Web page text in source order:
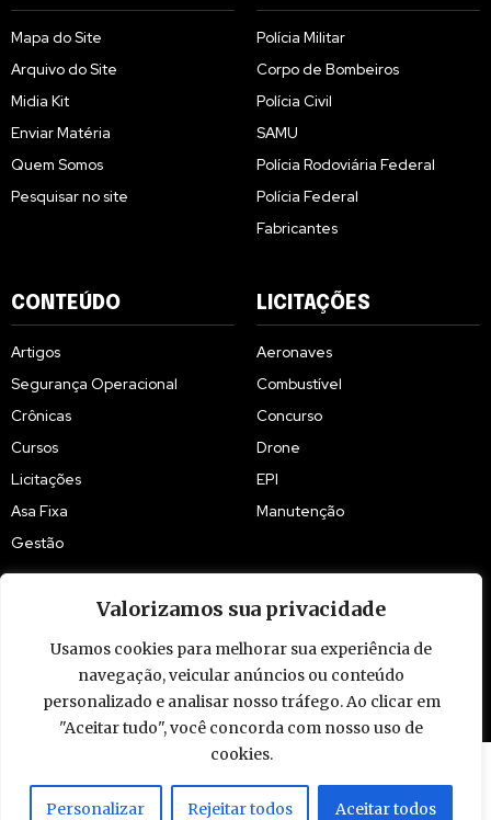
Valorizamos sua privacidade
Usamos cookies para melhorar sua experiência de
navegação, veicular anúncios ou conteúdo
personalizado e analisar nosso tráfego. Ao clicar em
"Aceitar tudo", você concorda com nosso uso de
cookies.
Personalizar Rejeitar todos Aceitar todos
Mapa do Site
Arquivo do Site
Midia Kit
Enviar Matéria
Quem Somos
Pesquisar no site
Polícia Militar
Corpo de Bombeiros
Polícia Civil
SAMU
Polícia Rodoviária Federal
Polícia Federal
Fabricantes
CONTEÚDO
Artigos
Segurança Operacional
Crônicas
Cursos
Licitações
Asa Fixa
Gestão
LICITAÇÕES
Aeronaves
Combustível
Concurso
Drone
EPI
Manutenção
© 2009 - 2026 Piloto Policial. Todos os direitos reservados. Brasil.